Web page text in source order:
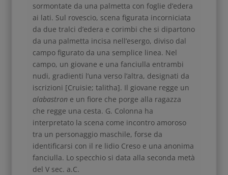
sormontate da una palmetta con foglie d’edera
ai lati. Sul rovescio, scena figurata incorniciata
da due tralci d’edera e corimbi che si dipartono
da una palmetta incisa nell’esergo, diviso dal
campo figurato da una semplice linea. Nel
campo, un giovane e una fanciulla entrambi
nudi, gradienti l’una verso l’altra, designati da
iscrizioni [Cruisie; talitha]. Il giovane regge un
alabastron e un fiore che porge alla ragazza
che regge una cesta. G. Colonna ha
interpretato la scena come incontro amoroso
tra un personaggio maschile, forse da
identificarsi con il re lidio Creso e una anonima
fanciulla. Lo specchio si data alla seconda metà
del V sec. a.C.